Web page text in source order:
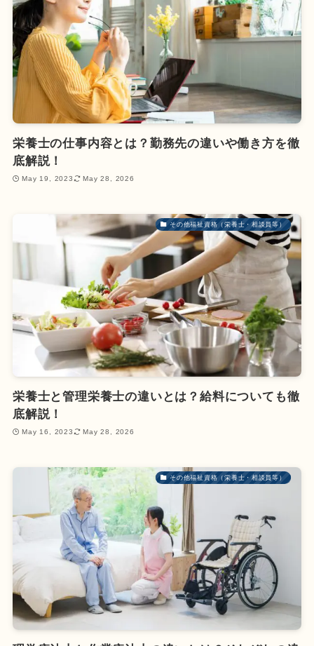
栄養士の仕事内容とは？勤務先の違いや働き方を徹
底解説！
May 19, 2023 May 28, 2026
その他福祉資格（栄養士・相談員等）
栄養士と管理栄養士の違いとは？給料についても徹
底解説！
May 16, 2023 May 28, 2026
その他福祉資格（栄養士・相談員等）